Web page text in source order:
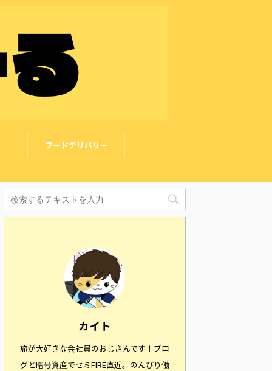
フードデリバリー
カイト
旅が大好きな会社員のおじさんです！ブロ
グと暗号資産でセミFIRE直近。のんびり働